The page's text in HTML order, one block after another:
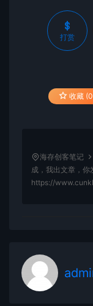
打赏
收藏
海存创客笔记
成，我出文章，
https://